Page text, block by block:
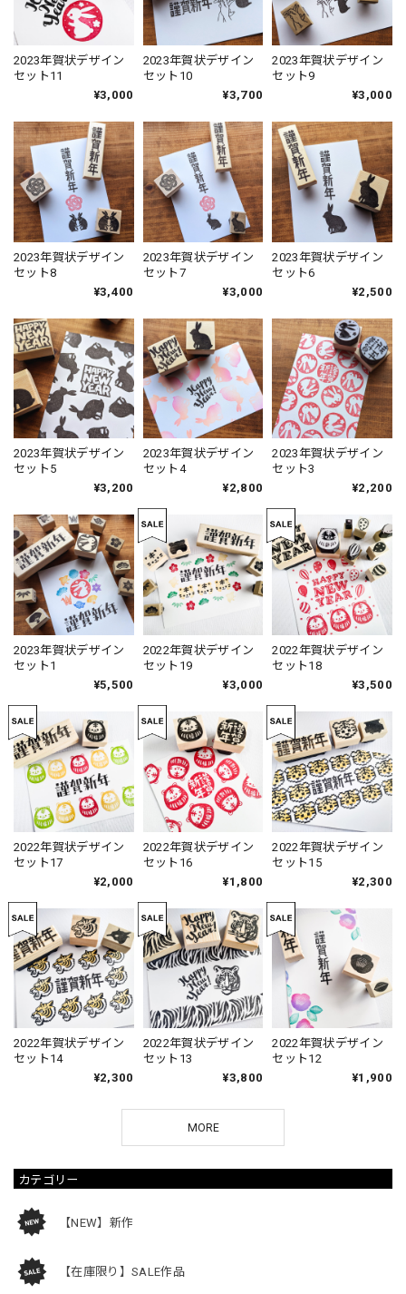
カテゴリー
【NEW】新作
【在庫限り】SALE作品
2023年賀状デザイン
セット11
¥3,000
2023年賀状デザイン
セット10
¥3,700
2023年賀状デザイン
セット9
¥3,000
2023年賀状デザイン
セット8
¥3,400
2023年賀状デザイン
セット7
¥3,000
2023年賀状デザイン
セット6
¥2,500
2023年賀状デザイン
セット5
¥3,200
2023年賀状デザイン
セット4
¥2,800
2023年賀状デザイン
セット3
¥2,200
2023年賀状デザイン
セット1
¥5,500
2022年賀状デザイン
セット19
¥3,000
2022年賀状デザイン
セット18
¥3,500
2022年賀状デザイン
セット17
¥2,000
2022年賀状デザイン
セット16
¥1,800
2022年賀状デザイン
セット15
¥2,300
2022年賀状デザイン
セット14
¥2,300
2022年賀状デザイン
セット13
¥3,800
2022年賀状デザイン
セット12
¥1,900
MORE